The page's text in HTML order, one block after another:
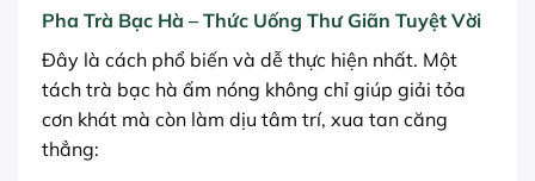
Pha Trà Bạc Hà – Thức Uống Thư Giãn Tuyệt Vời
Đây là cách phổ biến và dễ thực hiện nhất. Một
tách trà bạc hà ấm nóng không chỉ giúp giải tỏa
cơn khát mà còn làm dịu tâm trí, xua tan căng
thẳng: